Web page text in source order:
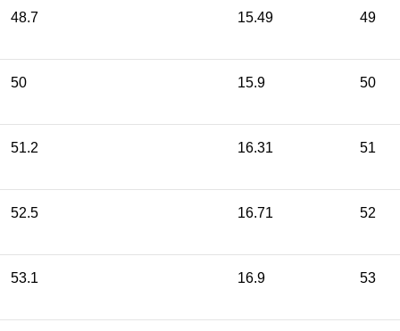
48.7 15.49 49
50 15.9 50
51.2 16.31 51
52.5 16.71 52
53.1 16.9 53